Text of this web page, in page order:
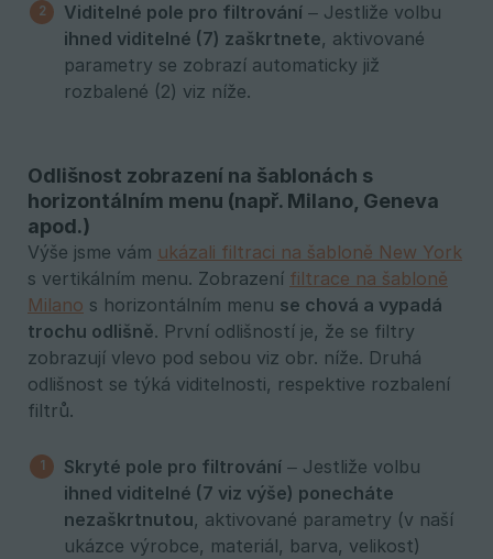
Viditelné pole pro filtrování – Jestliže volbu
ihned viditelné (7) zaškrtnete, aktivované
parametry se zobrazí automaticky již
rozbalené (2) viz níže.
Odlišnost zobrazení na šablonách s
horizontálním menu (např. Milano, Geneva
apod.)
Výše jsme vám ukázali filtraci na šabloně New York
s vertikálním menu. Zobrazení filtrace na šabloně
Milano s horizontálním menu se chová a vypadá
trochu odlišně. První odlišností je, že se filtry
zobrazují vlevo pod sebou viz obr. níže. Druhá
odlišnost se týká viditelnosti, respektive rozbalení
filtrů.
Skryté pole pro filtrování – Jestliže volbu
ihned viditelné (7 viz výše) ponecháte
nezaškrtnutou, aktivované parametry (v naší
ukázce výrobce, materiál, barva, velikost)